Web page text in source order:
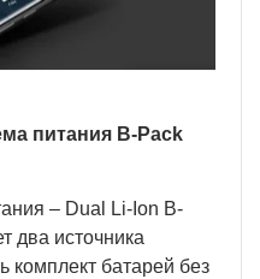
питания B-Pack
– Dual Li-Ion B-
два источника
комплект батарей без